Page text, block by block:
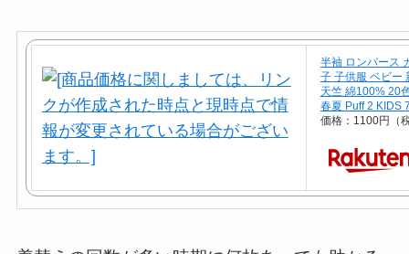
半袖 ロンパース
子 子供服 ベビー
天竺 綿100% 20
春夏 Puff 2 KIDS
価格：1100円（